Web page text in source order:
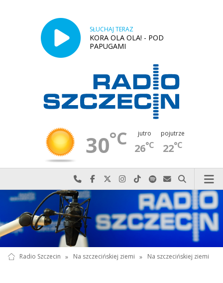
SŁUCHAJ TERAZ
KORA OLA OLA! - POD
PAPUGAMI
30°C jutro
26°C
pojutrze
22°C
Najlepiej po prostu do nas zadzwoń
Odwiedź nas na Facebook-u
Odwiedź nas na X
Odwiedź nas na Instagram-ie
Odwiedź nas na TikTok-u
Szukaj nas na Spotify
Wyślij do nas
Szukaj
Radio Szczecin » Na szczecińskiej ziemi » Na szczecińskiej ziemi